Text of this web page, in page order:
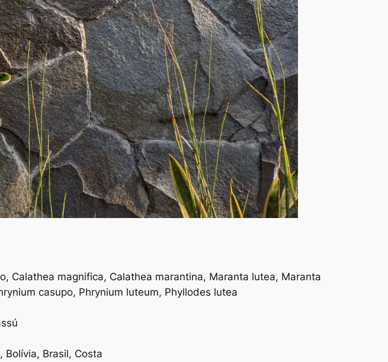
Calathea magnifica, Calathea marantina, Maranta lutea, Maranta
casupo, Phrynium luteum, Phyllodes lutea
Bolívia, Brasil, Costa